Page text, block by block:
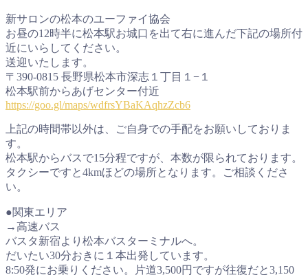
新サロンの松本のユーファイ協会
お昼の12時半に松本駅お城口を出て右に進んだ下記の場所付
近にいらしてください。
送迎いたします。
〒390-0815 長野県松本市深志１丁目１−１
松本駅前からあげセンター付近
https://goo.gl/maps/wdfrsYBaKAqhzZcb6
上記の時間帯以外は、ご自身での手配をお願いしておりま
す。
松本駅からバスで15分程ですが、本数が限られております。
タクシーですと4kmほどの場所となります。ご相談くださ
い。
●関東エリア
→高速バス
バスタ新宿より松本バスターミナルへ。
だいたい30分おきに１本出発しています。
8:50発にお乗りください。片道3,500円ですが往復だと3,150